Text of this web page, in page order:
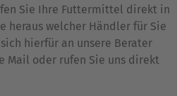
Sie Ihre Futtermittel direkt in
heraus welcher Händler für Sie
hierfür an unsere Berater
Mail oder rufen Sie uns direkt